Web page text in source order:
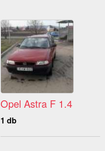
Opel Astra F 1.4
1 db